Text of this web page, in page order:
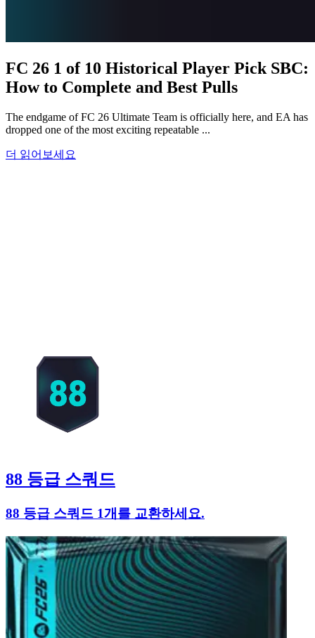
FC 26 1 of 10 Historical Player Pick SBC:
How to Complete and Best Pulls
The endgame of FC 26 Ultimate Team is officially here, and EA has
dropped one of the most exciting repeatable ...
더 읽어보세요
88 등급 스쿼드
88 등급 스쿼드 1개를 교환하세요.